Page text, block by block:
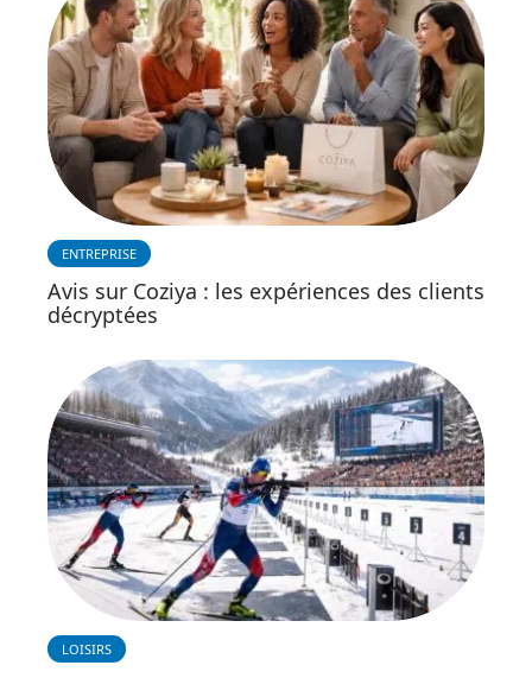
ENTREPRISE
Avis sur Coziya : les expériences des clients
décryptées
LOISIRS